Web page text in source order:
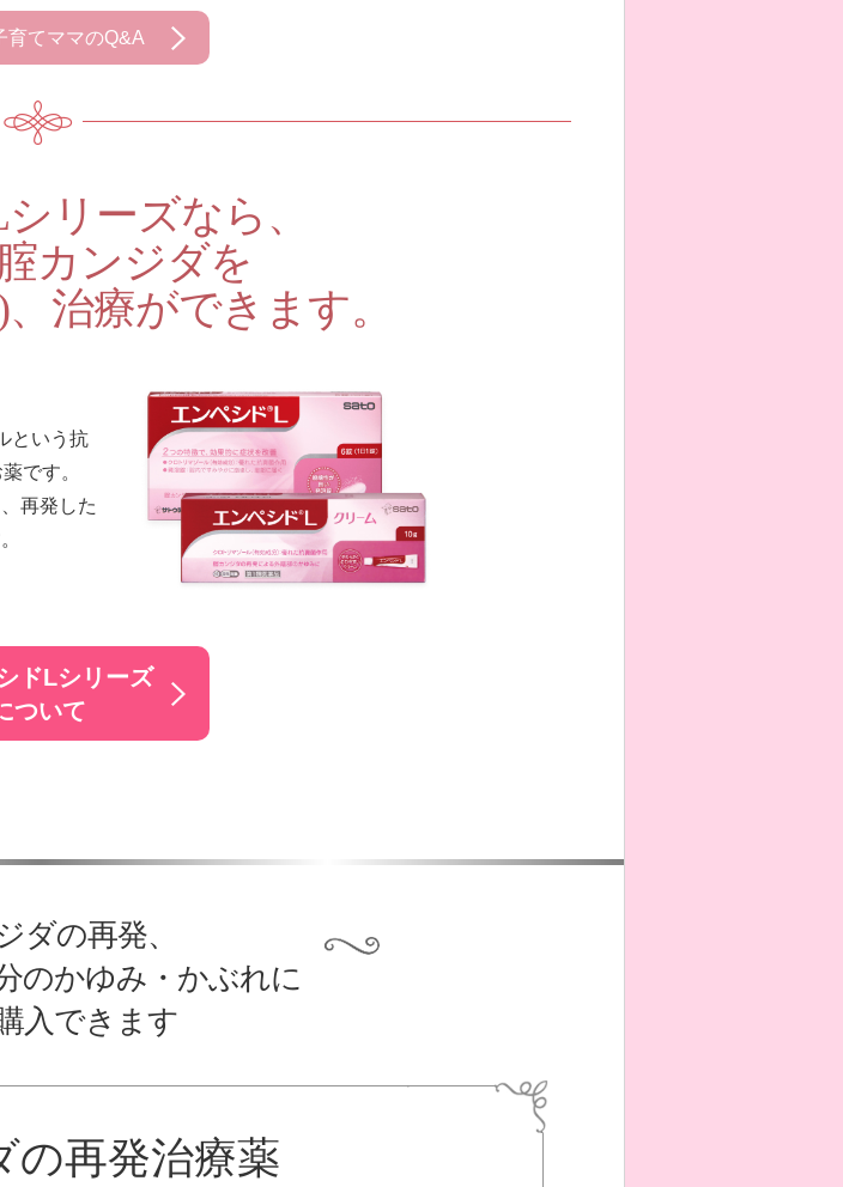
育てママのQ&A
リーズなら、
カンジダを
治療ができます。
という抗
です。
再発した
ドLシリーズ
ついて
ダの再発、
のかゆみ・かぶれに
入できます
の再発治療薬